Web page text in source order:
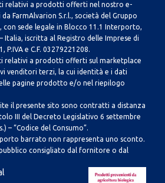
relativi a prodotti offerti nel nostro e-
FarmAlvarion S.r.l., società del Gruppo
con sede legale in Blocco 11.1 Interporto,
Italia, iscritta al Registro delle Imprese di
P.IVA e C.F. 03279221208.
relativi a prodotti offerti sul marketplace
venditori terzi, la cui identità e i dati
pagine prodotto e/o nel riepilogo
il presente sito sono contratti a distanza
III del Decreto Legislativo 6 settembre
– “Codice del Consumo”.
barrato non rappresenta uno sconto.
consigliato dal fornitore o dal